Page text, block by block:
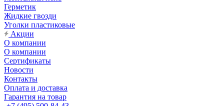
Герметик
Жидкие гвозди
Уголки пластиковые
Акции
О компании
О компании
Сертификаты
Новости
Контакты
Оплата и доставка
Гарантия на товар